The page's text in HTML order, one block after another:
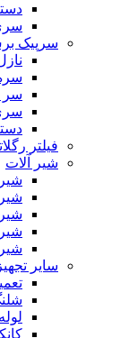
سرپیک
سر
فیلتر
شیر آلات
سایر